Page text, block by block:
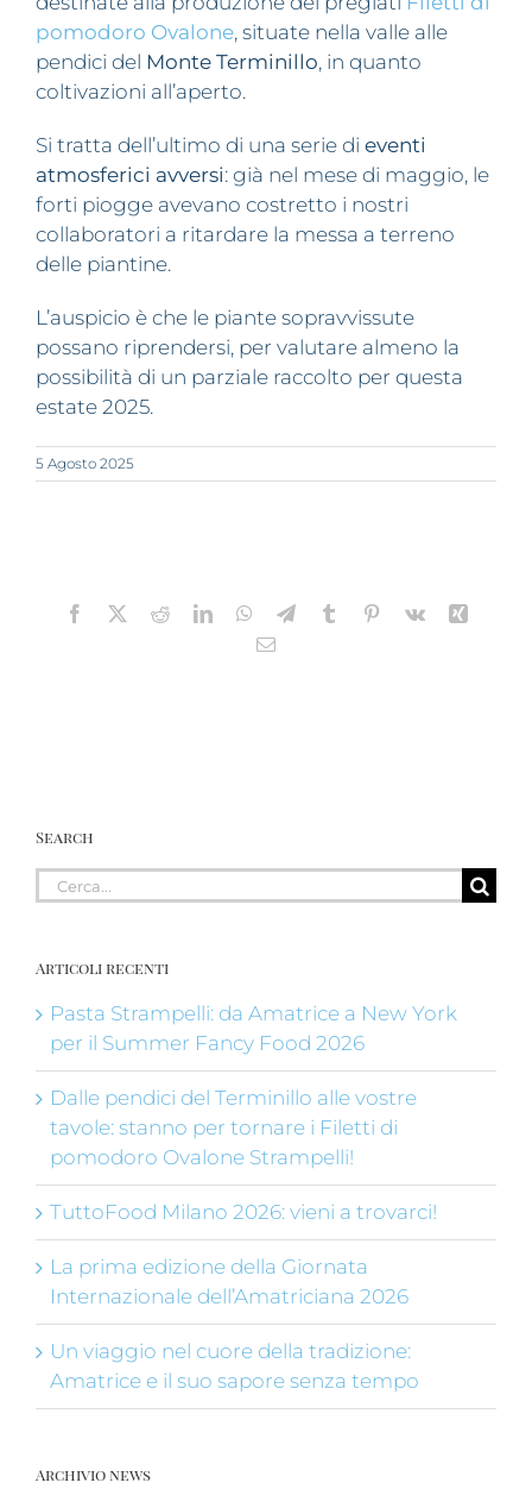
pomodoro Ovalone, situate nella valle alle
pendici del Monte Terminillo, in quanto
coltivazioni all’aperto.
Si tratta dell’ultimo di una serie di eventi
atmosferici avversi: già nel mese di maggio, le
forti piogge avevano costretto i nostri
collaboratori a ritardare la messa a terreno
delle piantine.
L’auspicio è che le piante sopravvissute
possano riprendersi, per valutare almeno la
possibilità di un parziale raccolto per questa
estate 2025.
5 Agosto 2025
Facebook
X RedditLinkedInWhatsApp
TelegramTumblr Pinterest
Vk
Email
Search
Cerca
Articoli recenti
Pasta Strampelli: da Amatrice a New York
per il Summer Fancy Food 2026
Dalle pendici del Terminillo alle vostre
tavole: stanno per tornare i Filetti di
pomodoro Ovalone Strampelli!
TuttoFood Milano 2026: vieni a trovarci!
La prima edizione della Giornata
Internazionale dell’Amatriciana 2026
Un viaggio nel cuore della tradizione:
Amatrice e il suo sapore senza tempo
Archivio news